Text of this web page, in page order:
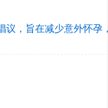
议，旨在减少意外怀孕